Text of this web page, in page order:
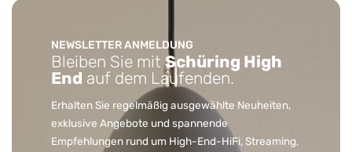
NEWSLETTER ANMELDUNG
Bleiben Sie mitSchüring High
End auf dem Laufenden.
Erhalten Sie regelmäßig ausgewählte Neuheiten,
exklusive Angebote und spannende
Empfehlungen rund um High-End-HiFi, Streaming,